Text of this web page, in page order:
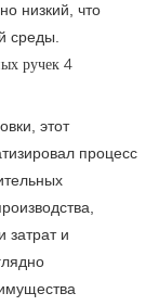
низкий, что
среды.
этот
процесс
затрат и